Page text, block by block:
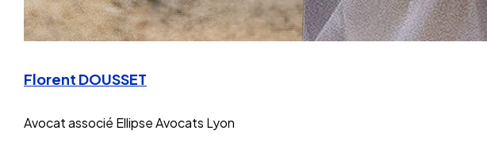
Florent DOUSSET
Avocat associé Ellipse Avocats Lyon